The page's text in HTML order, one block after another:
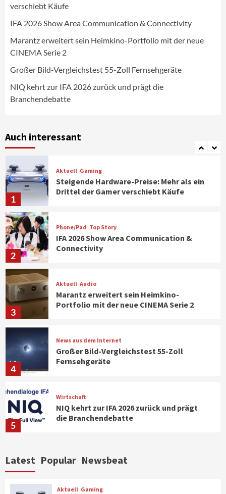
verschiebt Käufe
IFA 2026 Show Area Communication & Connectivity
Marantz erweitert sein Heimkino-Portfolio mit der neue
CINEMA Serie 2
Großer Bild-Vergleichstest 55-Zoll Fernsehgeräte
NIQ kehrt zur IFA 2026 zurück und prägt die
Branchendebatte
Auch interessant
5
NIQ kehrt zur IFA 2026 zurück und prägt
die Branchendebatte
6
Aktuell
CHERRY baut Vertriebsteam in
7
Klimageräte und Ventilatoren
1
Aktuell Gaming
Steigende Hardware-Preise: Mehr als ein
Drittel der Gamer verschiebt Käufe
2
Phone/Pad Top Story
IFA 2026 Show Area Communication &
Connectivity
3
Aktuell Audio
Marantz erweitert sein Heimkino-
Portfolio mit der neue CINEMA Serie 2
4
News aus dem Internet
Großer Bild-Vergleichstest 55-Zoll
Fernsehgeräte
5
Wirtschaft
NIQ kehrt zur IFA 2026 zurück und prägt
die Branchendebatte
6
CHERRY baut Vertriebsteam in
Latest Popular Newsbeat
Aktuell Gaming